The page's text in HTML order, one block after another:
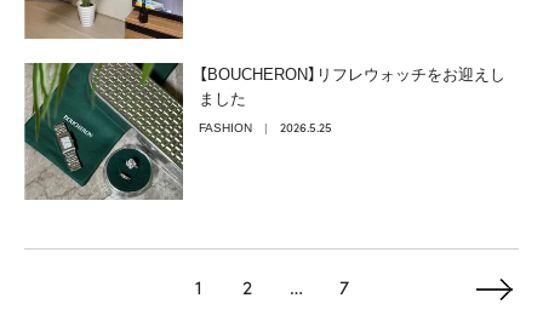
【BOUCHERON】リフレウォッチをお迎えし
ました
FASHION 2026.5.25
1 2 … 7